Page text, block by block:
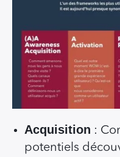
Acquisition :
potentiels